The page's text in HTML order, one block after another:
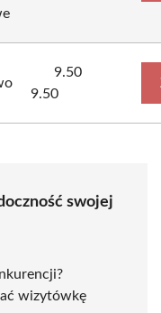
9.50
9.50
swojej
wizytówkę